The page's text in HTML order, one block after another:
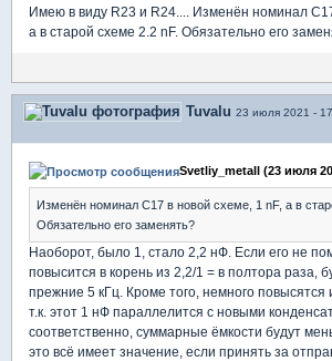
Имею в виду R23 и R24.... Изменён номинал
а в старой схеме 2.2 nF. Обязательно его
Tuvalu 23 июля 2021 -
Svetliy_metall (23 июля
Изменён номинал C17 в новой схеме, 1 nF, а в
Обязательно его заменять?
Наоборот, было 1, стало 2,2 нФ. Если его не
повысится в корень из 2,2/1 = в полтора раза,
прежние 5 кГц. Кроме того, немного повысятся
т.к. этот 1 нФ параллелится с новыми
соответственно, суммарные ёмкости будут
это всё имеет значение, если принять за